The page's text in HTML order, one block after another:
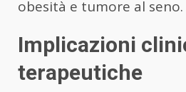
obesità e tumore al seno.
Implicazioni
terapeutiche